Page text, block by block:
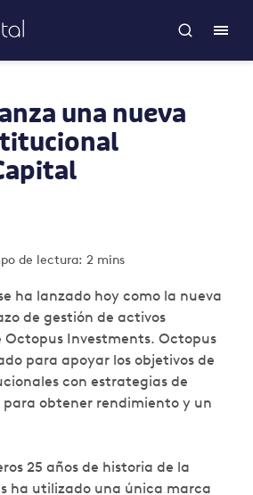
una nueva
de lectura: 2 mins
ha lanzado hoy como la nueva
de gestión de activos
Octopus Investments. Octopus
para apoyar los objetivos de
con estrategias de
para obtener rendimiento y un
25 años de historia de la
ha utilizado una única marca